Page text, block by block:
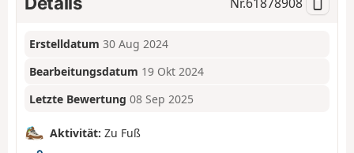
n
Erstelldatum 30 Aug 2024
Bearbeitungsdatum 19 Okt 2024
Letzte Bewertung 08 Sep 2025
Aktivität: Zu Fuß